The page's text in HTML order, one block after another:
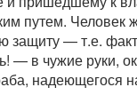
путем. Человек
защиту — т.е.
— в чужие руки,
надеющегося